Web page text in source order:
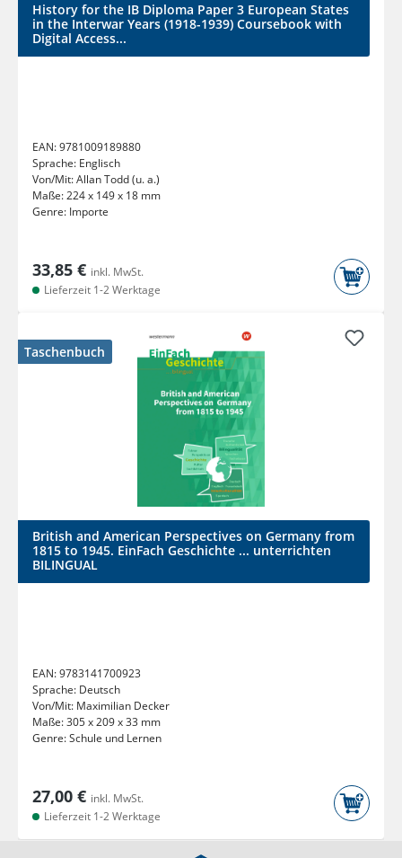
History for the IB Diploma Paper 3 European States
in the Interwar Years (1918-1939) Coursebook with
Digital Access...
EAN:9781009189880
Sprache: Englisch
Von/Mit:Allan Todd (u. a.)
Maße:224 x 149 x 18 mm
Genre: Importe
33,85 € inkl. MwSt.
Lieferzeit 1-2 Werktage
Taschenbuch
British and American Perspectives on Germany from
1815 to 1945. EinFach Geschichte ... unterrichten
BILINGUAL
EAN:9783141700923
Sprache: Deutsch
Von/Mit: Maximilian Decker
Maße:305 x 209 x 33 mm
Genre:Schule und Lernen
27,00 € inkl. MwSt.
Lieferzeit 1-2 Werktage